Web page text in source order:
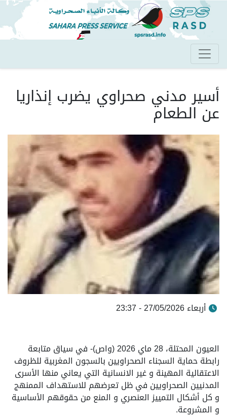
تجاوز
إلى
المحتوى
الرئيسي
أسير مدني صحراوي يضرب إنذاريا
عن الطعام
أربعاء 27/05/2026 - 23:37
العيون المحتلة، 28 ماي 2026 (واص)- في سياق متابعة
رابطة حماية السجناء الصحراويين بالسجون المغربية للظروف
الاعتقالية المهينة و غير الانسانية التي يعاني منها الأسرى
المدنيين الصحراويين في ظل تعرضهم للاستهداف الممنهج
و كل أشكال التمييز العنصري و المنع من حقوقهم الأساسية
و المشروعة.